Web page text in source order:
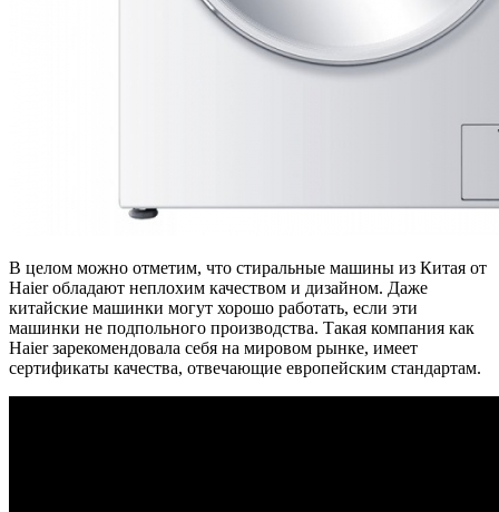
В целом можно отметим, что стиральные машины из Китая от
Haier обладают неплохим качеством и дизайном. Даже
китайские машинки могут хорошо работать, если эти
машинки не подпольного производства. Такая компания как
Haier зарекомендовала себя на мировом рынке, имеет
сертификаты качества, отвечающие европейским стандартам.